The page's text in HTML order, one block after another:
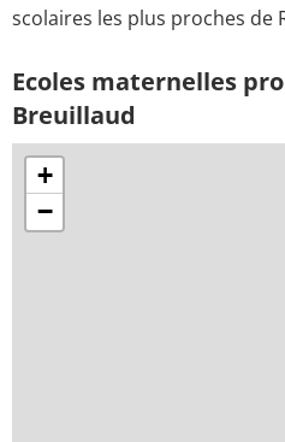
scolaires les plus proches de
Ecoles maternelles
Breuillaud
+
−